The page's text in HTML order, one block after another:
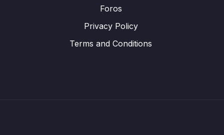
Foros
Privacy Policy
Terms and Conditions